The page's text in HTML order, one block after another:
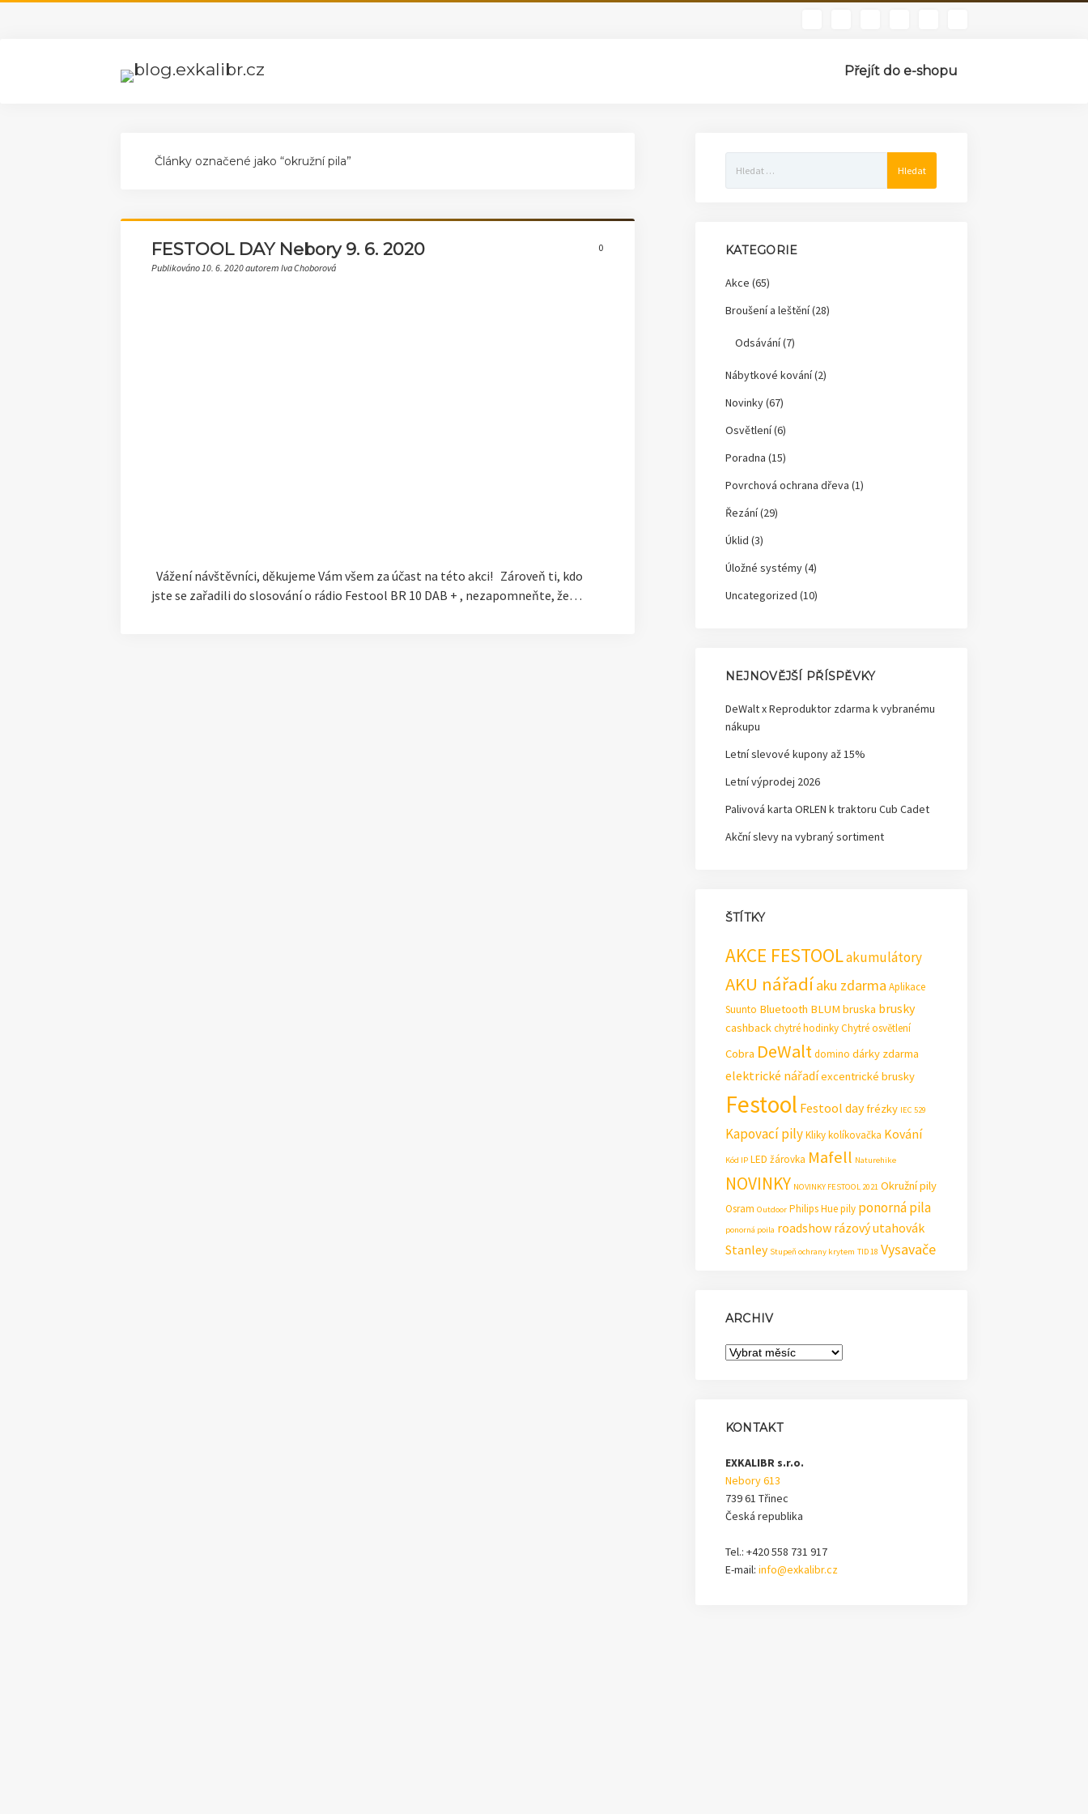
Přejít do e-shopu
Články označené jako “okružní pila”
FESTOOL DAY Nebory 9. 6. 2020
Publikováno 10. 6. 2020 autorem Iva Choborová
0
Vážení návštěvníci, děkujeme Vám všem za účast na této akci! Zároveň ti, kdo
jste se zařadili do slosování o rádio Festool BR 10 DAB + , nezapomneňte, že…
KATEGORIE
Akce (65)
Broušení a leštění(28)
Odsávání(7)
Nábytkové kování(2)
Novinky(67)
Osvětlení(6)
Poradna (15)
Povrchová ochrana dřeva (1)
Řezání(29)
Úklid (3)
Úložné systémy(4)
Uncategorized (10)
NEJNOVĚJŠÍ PŘÍSPĚVKY
DeWalt x Reproduktor zdarma k vybranému
nákupu
Letní slevové kupony až 15%
Letní výprodej 2026
Palivová karta ORLEN k traktoru Cub Cadet
Akční slevy na vybraný sortiment
ŠTÍTKY
AKCE FESTOOLakumulátory
AKU nářadíaku zdarma Aplikace
Suunto Bluetooth BLUM bruska brusky
cashbackchytré hodinkyChytré osvětlení
Cobra DeWaltdomino dárky zdarma
elektrické nářadíexcentrické brusky
Festool Festool dayfrézky IEC 529
Kapovací pilyKlikykolíkovačka Kování
Kód IP LED žárovka Mafell Naturehike
NOVINKY NOVINKY FESTOOL 2021 Okružní pily
Osram Outdoor Philips Huepily ponorná pila
ponorná poila roadshow rázový utahovák
Stanley Stupeň ochrany krytem TID 18 Vysavače
ARCHIV
Archiv
KONTAKT
EXKALIBR s.r.o.
Nebory 613
739 61 Třinec
Česká republika
Tel.: +420 558 731 917
E-mail: info@exkalibr.cz